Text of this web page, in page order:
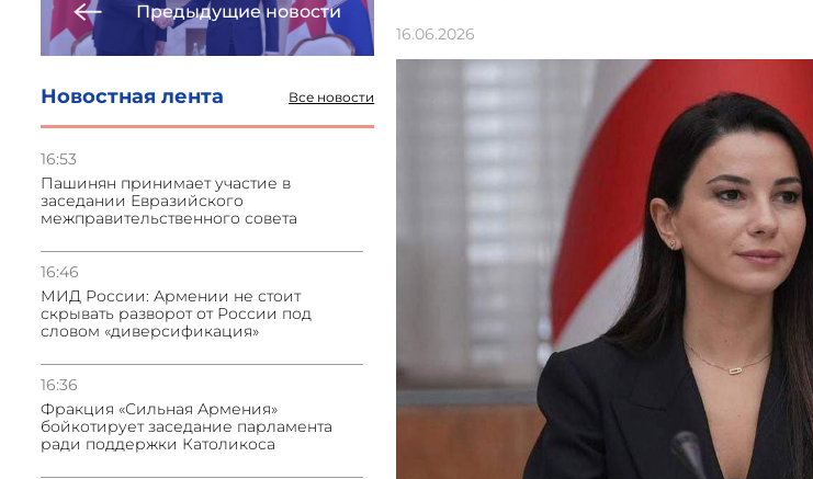
Предыдущие новости
Новостная лента Все новости
16:53
Пашинян принимает участие в
заседании Евразийского
межправительственного совета
16:46
МИД России: Армении не стоит
скрывать разворот от России под
словом «диверсификация»
16:36
Фракция «Сильная Армения»
бойкотирует заседание парламента
ради поддержки Католикоса
16.06.2026